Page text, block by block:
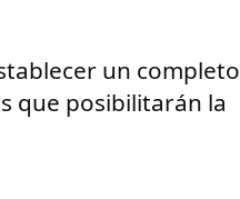
un completo
que posibilitarán la